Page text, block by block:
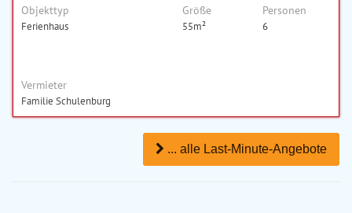
Objekttyp
Ferienhaus
Größe
55m²
Personen
6
Vermieter
Familie Schulenburg
... alle Last-Minute-Angebote